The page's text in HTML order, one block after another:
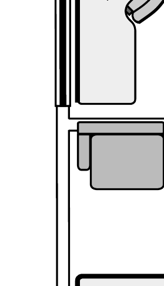
Met dit sjabloon voor
bouwfase aanpassen.
Open dit sjabloon voor een gedetailleerd
kantoorplattegrond dat u kunt aanpassen